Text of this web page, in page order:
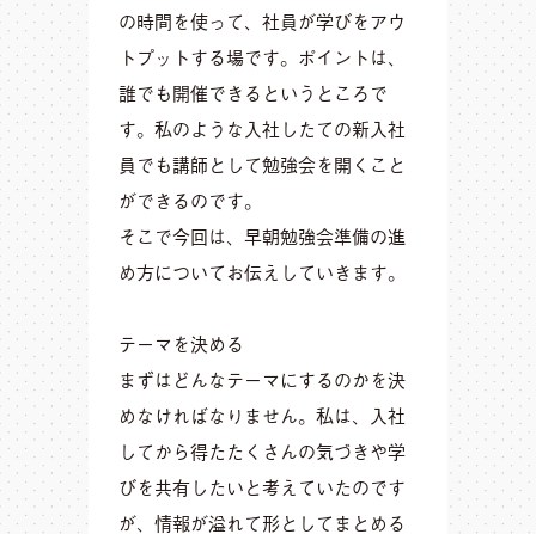
の時間を使って、社員が学びをアウ
トプットする場です。ポイントは、
誰でも開催できるというところで
す。私のような入社したての新入社
員でも講師として勉強会を開くこと
ができるのです。
そこで今回は、早朝勉強会準備の進
め方についてお伝えしていきます。
テーマを決める
まずはどんなテーマにするのかを決
めなければなりません。私は、入社
してから得たたくさんの気づきや学
びを共有したいと考えていたのです
が、情報が溢れて形としてまとめる